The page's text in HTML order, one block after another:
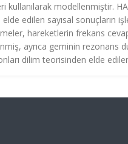
kullanılarak modellenmiştir.
edilen sayısal sonuçların
hareketlerin frekans
ayrıca geminin rezonans
dilim teorisinden elde